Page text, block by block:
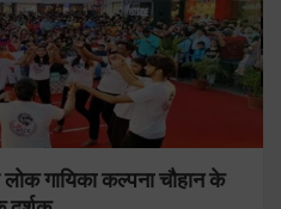
लोक गायिका कल्पना चौहान के